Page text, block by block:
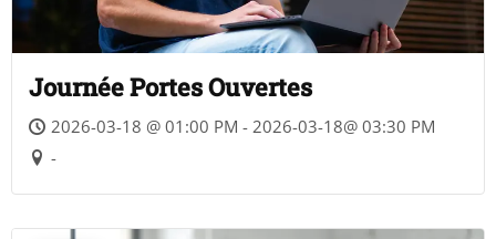
Journée Portes Ouvertes
2026-03-18 @ 01:00 PM - 2026-03-18@ 03:30 PM
-